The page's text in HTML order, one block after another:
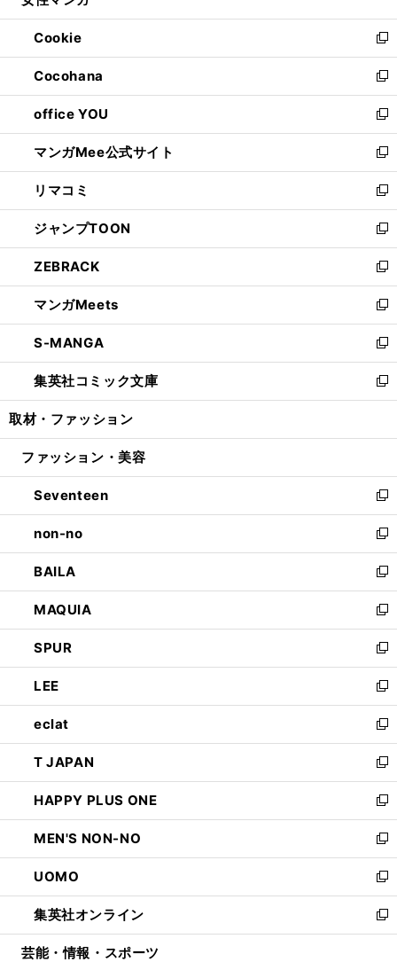
開
く
ウ
で
開
く
ン
ド
ウ
で
開
く
ウ
ィ
ン
ド
ウ
で
開
く
Cookie
新
し
い
ウ
ィ
ン
ド
ウ
で
開
く
Cocohana
新
し
い
ウ
ィ
ン
ド
ウ
で
開
く
office YOU
新
し
い
ウ
ィ
ン
ド
ウ
で
開
く
マンガMee公式サイト
新
し
い
ウ
ィ
ン
ド
ウ
で
開
く
リマコミ
新
し
い
ウ
ィ
ン
ド
ウ
で
開
く
ジャンプTOON
新
し
い
ウ
ィ
ン
ド
ウ
で
開
ZEBRACK
新
し
い
ウ
ィ
ン
ド
ウ
開
マンガMeets
新
し
い
ウ
ィ
ン
ウ
開
く
S-MANGA
新
し
い
ウ
ン
ウ
で
開
く
集英社コミック文庫
新
し
ウ
ン
ド
ウ
で
開
く
取材・ファッション
ファッション・美容
Seventeen
新
し
い
ウ
ィ
ン
ド
ウ
で
開
く
non-no
新
し
い
ウ
ィ
ン
ド
ウ
で
開
く
BAILA
新
し
い
ウ
ィ
ン
ド
ウ
で
開
く
MAQUIA
新
し
い
ウ
ィ
ン
ド
ウ
で
開
く
SPUR
新
し
い
ウ
ィ
ン
ド
ウ
で
開
く
LEE
新
し
い
ウ
ィ
ン
ド
ウ
で
開
く
eclat
新
し
い
ウ
ィ
ン
ド
ウ
で
開
く
T JAPAN
新
し
い
ウ
ィ
ン
ド
ウ
で
開
HAPPY PLUS ONE
新
し
い
ウ
ィ
ン
ド
ウ
MEN'S NON-NO
新
し
い
ウ
ィ
ン
UOMO
新
し
い
ウ
集英社オンライン
新
し
芸能・情報・スポーツ